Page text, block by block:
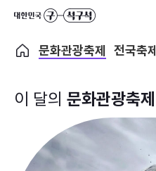
문화관광축제 전국축제
이 달의 문화관광축제